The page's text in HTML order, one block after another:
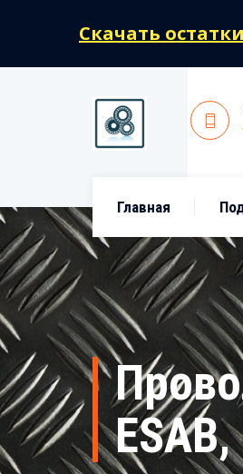
Скачать остатки
Главная